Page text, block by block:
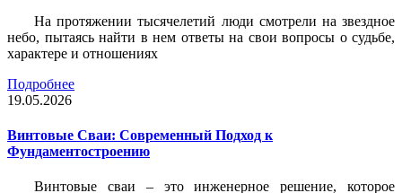
На протяжении тысячелетий люди смотрели на звездное
небо, пытаясь найти в нем ответы на свои вопросы о судьбе,
характере и отношениях
Подробнее
19.05.2026
Винтовые Сваи: Современный Подход к
Фундаментостроению
Винтовые сваи – это инженерное решение, которое